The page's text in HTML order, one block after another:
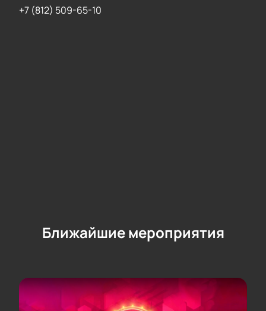
+7 (812) 509-65-10
Ближайшие мероприятия